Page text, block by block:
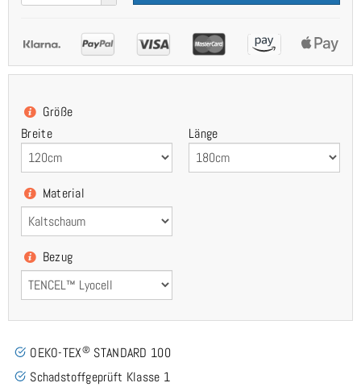
Größe
Breite
Länge
Material
Bezug
OEKO-TEX® STANDARD 100
Schadstoffgeprüft Klasse 1